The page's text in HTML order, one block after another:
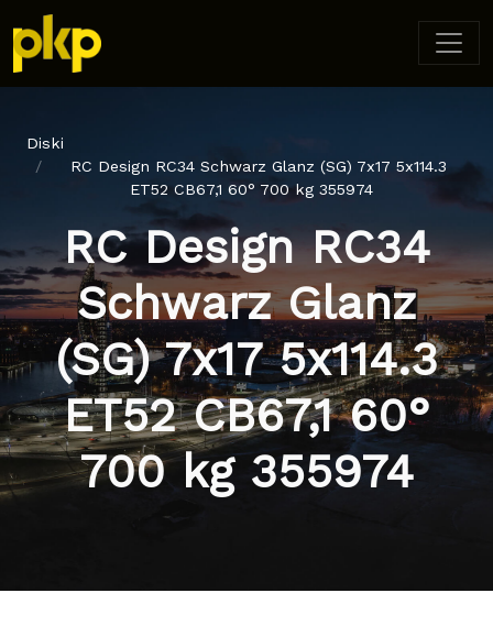
Diski
RC Design RC34 Schwarz Glanz (SG) 7x17 5x114.3
ET52 CB67,1 60° 700 kg 355974
RC Design RC34
Schwarz Glanz
(SG) 7x17 5x114.3
ET52 CB67,1 60°
700 kg 355974